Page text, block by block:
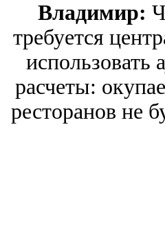
Владимир:
требуется
использовать
расчеты:
ресторанов не